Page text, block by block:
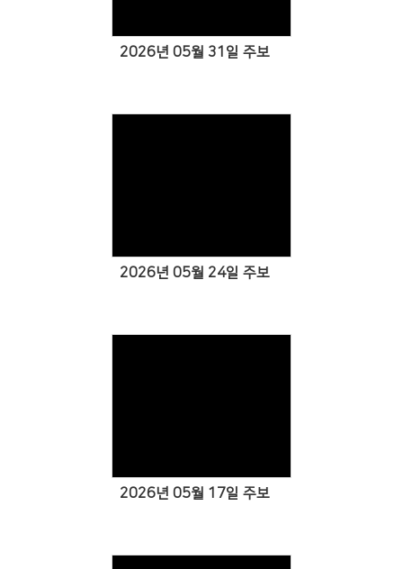
2026년 05월 31일 주보
2026년 05월 24일 주보
2026년 05월 17일 주보